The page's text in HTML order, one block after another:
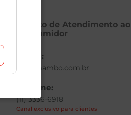
Serviço de Atendimento ao
Consumidor
E-mail:
sac@mambo.com.br
Telefone:
(11) 3336-6918
Canal exclusivo para clientes